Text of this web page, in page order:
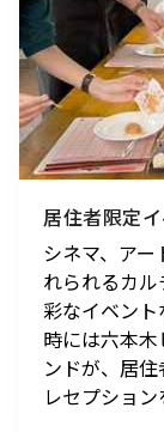
居住者限定
シネマ、ア
れられるカ
彩なイベント
時には六本
ンドが、居
レセプション